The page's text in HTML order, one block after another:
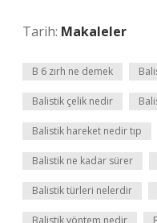
Tarih: Makaleler
B 6 zırh ne demek
Balistik çelik nedir
Balistik hareket nedir tıp
Balistik ne kadar sürer
Balistik türleri nelerdir
Balistik yöntem nedir